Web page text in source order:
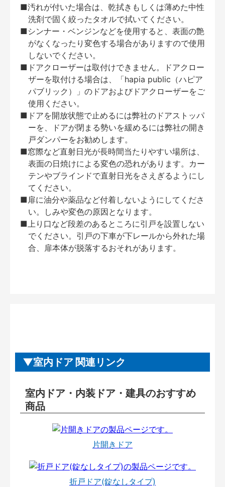
■汚れが付いた場合は、乾拭きもしくは薄めた中性
洗剤で固く絞ったタオルで拭いてください。
■シンナー・ベンジンなどを使用すると、表面の艶
がなくなったり変色する場合がありますので使用
しないでください。
■ドアクローザーは取付けできません。ドアクロー
ザーを取付ける場合は、「hapia public（ハピア
パブリック）」のドアおよびドアクローザーをご
使用ください。
■ドアを開放状態で止めるには弊社のドアストッパ
ーを、ドアが閉まる勢いを緩めるには弊社の開き
戸ダンパーをお勧めします。
■窓際など直射日光が長時間当たりやすい場所は、
表面の日焼けによる変色の恐れがあります。カー
テンやブラインドで直射日光をさえぎるようにし
てください。
■扉に油分や薬品など付着しないようにしてくださ
い。しみや変色の原因となります。
■上り口など段差のあるところに引戸を設置しない
でください。引戸の下車が下レールから外れた場
合、扉本体が脱落するおそれがあります。
室内ドア 関連リンク
室内ドア・内装ドア・建具のおすすめ
商品
片開きドア
折戸ドア(錠なしタイプ)